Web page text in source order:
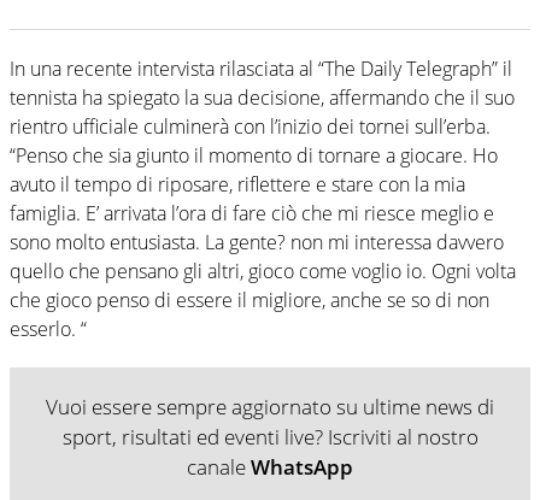
In una recente intervista rilasciata al “The Daily Telegraph” il
tennista ha spiegato la sua decisione, affermando che il suo
rientro ufficiale culminerà con l’inizio dei tornei sull’erba.
“Penso che sia giunto il momento di tornare a giocare. Ho
avuto il tempo di riposare, riflettere e stare con la mia
famiglia. E’ arrivata l’ora di fare ciò che mi riesce meglio e
sono molto entusiasta. La gente? non mi interessa davvero
quello che pensano gli altri, gioco come voglio io. Ogni volta
che gioco penso di essere il migliore, anche se so di non
esserlo. “
Vuoi essere sempre aggiornato su ultime news di
sport, risultati ed eventi live? Iscriviti al nostro
canaleWhatsApp